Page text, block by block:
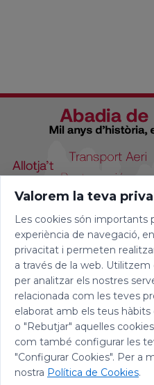
Avís legal|Política de privacitat
Valorem la teva
Les cookies són importants
experiència de navegació,
privacitat i permeten
a través de la web.
per analitzar els nostres
relacionada com les teves
elaborat amb els teus
o "Rebutjar" aquelles
com també configurar les
"Configurar Cookies". Per a
nostra Política de Cookies.